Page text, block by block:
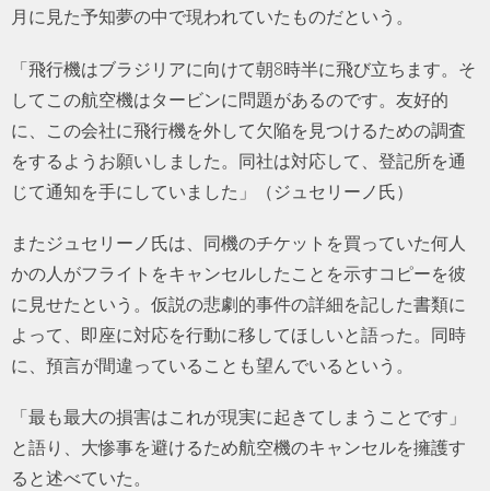
月に見た予知夢の中で現われていたものだという。
「飛行機はブラジリアに向けて朝8時半に飛び立ちます。そ
してこの航空機はタービンに問題があるのです。友好的
に、この会社に飛行機を外して欠陥を見つけるための調査
をするようお願いしました。同社は対応して、登記所を通
じて通知を手にしていました」（ジュセリーノ氏）
またジュセリーノ氏は、同機のチケットを買っていた何人
かの人がフライトをキャンセルしたことを示すコピーを彼
に見せたという。仮説の悲劇的事件の詳細を記した書類に
よって、即座に対応を行動に移してほしいと語った。同時
に、預言が間違っていることも望んでいるという。
「最も最大の損害はこれが現実に起きてしまうことです」
と語り、大惨事を避けるため航空機のキャンセルを擁護す
ると述べていた。